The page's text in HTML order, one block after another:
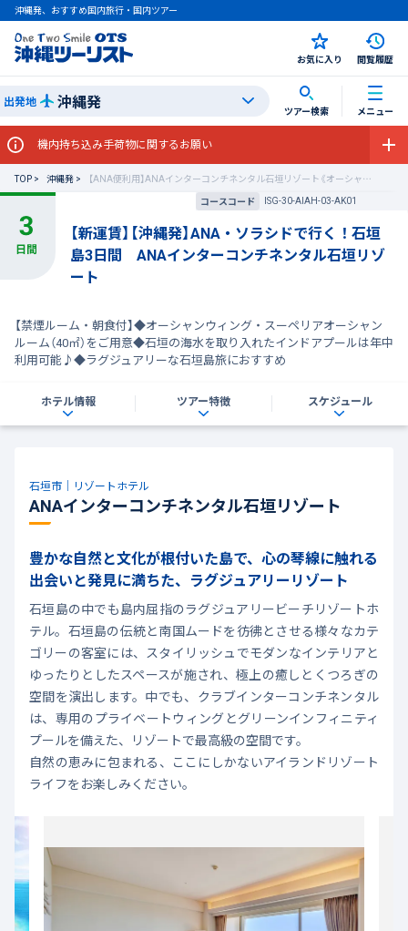
沖縄発、おすすめ国内旅行・国内ツアー
お気に入り 閲覧履歴
出発地 沖縄発 ツアー検索 メニュー
機内持ち込み手荷物に関するお願い
TOP 沖縄発
【ANA便利用】ANAインターコンチネンタル石垣リゾート《オーシャンウィング》
コースコード
ISG-30-AIAH-03-AK01
【新運賃】【沖縄発】ANA・ソラシドで行く！石垣
島3日間 ANAインターコンチネンタル石垣リゾ
ート
【禁煙ルーム・朝食付】◆オーシャンウィング・スーペリアオーシャン
ルーム（40㎡）をご用意◆石垣の海水を取り入れたインドアプールは年中
利用可能♪◆ラグジュアリーな石垣島旅におすすめ
ホテル情報 ツアー特徴 スケジュール
石垣市｜リゾートホテル
ANAインターコンチネンタル石垣リゾート
豊かな自然と文化が根付いた島で、心の琴線に触れる
出会いと発見に満ちた、ラグジュアリーリゾート
石垣島の中でも島内屈指のラグジュアリービーチリゾートホ
テル。石垣島の伝統と南国ムードを彷彿とさせる様々なカテ
ゴリーの客室には、スタイリッシュでモダンなインテリアと
ゆったりとしたスペースが施され、極上の癒しとくつろぎの
空間を演出します。中でも、クラブインターコンチネンタル
は、専用のプライベートウィングとグリーンインフィニティ
プールを備えた、リゾートで最高級の空間です。
自然の恵みに包まれる、ここにしかないアイランドリゾート
ライフをお楽しみください。